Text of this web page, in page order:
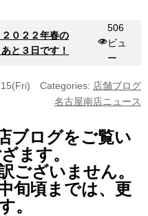
０２２年春の
と３日です！
506
ビュ
ー
Categories: 店舗ブログ
名古屋南店ニュース
ブログをご覧い
ます。
ございません。
旬頃までは、更
。